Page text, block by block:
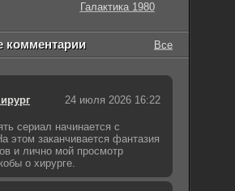
Галактика 1980
комментарии Все
24 июля 2026 16:22
сериал начинается с
этом заканчивается фантазия
и лично мой просмотр
о хирурге.